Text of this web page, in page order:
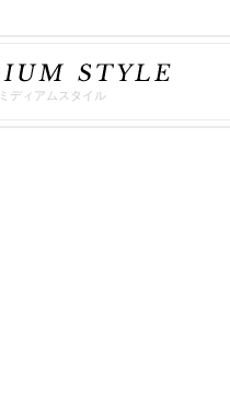
改善#インナーカラー#イル
ミナカラー#バレイヤージュ
ミディアムスタイル